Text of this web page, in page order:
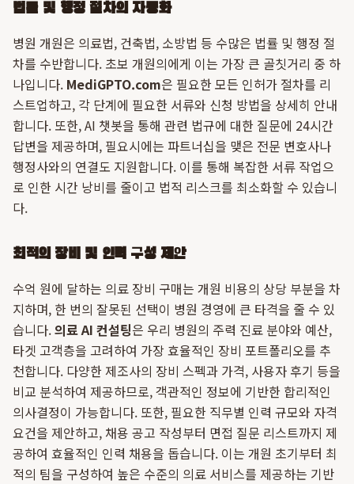
법률 및 행정 절차의 자동화
병원 개원은 의료법, 건축법, 소방법 등 수많은 법률 및 행정 절
차를 수반합니다. 초보 개원의에게 이는 가장 큰 골칫거리 중 하
나입니다. MediGPTO.com은 필요한 모든 인허가 절차를 리
스트업하고, 각 단계에 필요한 서류와 신청 방법을 상세히 안내
합니다. 또한, AI 챗봇을 통해 관련 법규에 대한 질문에 24시간
답변을 제공하며, 필요시에는 파트너십을 맺은 전문 변호사나
행정사와의 연결도 지원합니다. 이를 통해 복잡한 서류 작업으
로 인한 시간 낭비를 줄이고 법적 리스크를 최소화할 수 있습니
다.
최적의 장비 및 인력 구성 제안
수억 원에 달하는 의료 장비 구매는 개원 비용의 상당 부분을 차
지하며, 한 번의 잘못된 선택이 병원 경영에 큰 타격을 줄 수 있
습니다.의료 AI 컨설팅은 우리 병원의 주력 진료 분야와 예산,
타겟 고객층을 고려하여 가장 효율적인 장비 포트폴리오를 추
천합니다. 다양한 제조사의 장비 스펙과 가격, 사용자 후기 등을
비교 분석하여 제공하므로, 객관적인 정보에 기반한 합리적인
의사결정이 가능합니다. 또한, 필요한 직무별 인력 규모와 자격
요건을 제안하고, 채용 공고 작성부터 면접 질문 리스트까지 제
공하여 효율적인 인력 채용을 돕습니다. 이는 개원 초기부터 최
적의 팀을 구성하여 높은 수준의 의료 서비스를 제공하는 기반